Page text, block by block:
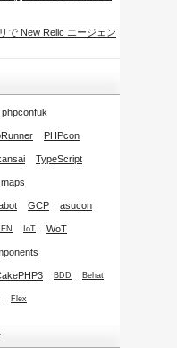
で New Relic エージェン
phpconfuk
PHPcon
TypeScript
GCP asucon
IoT WoT
BDD Behat
Flex